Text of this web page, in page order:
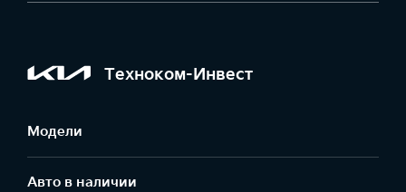
Техноком-Инвест
Модели
Авто в наличии